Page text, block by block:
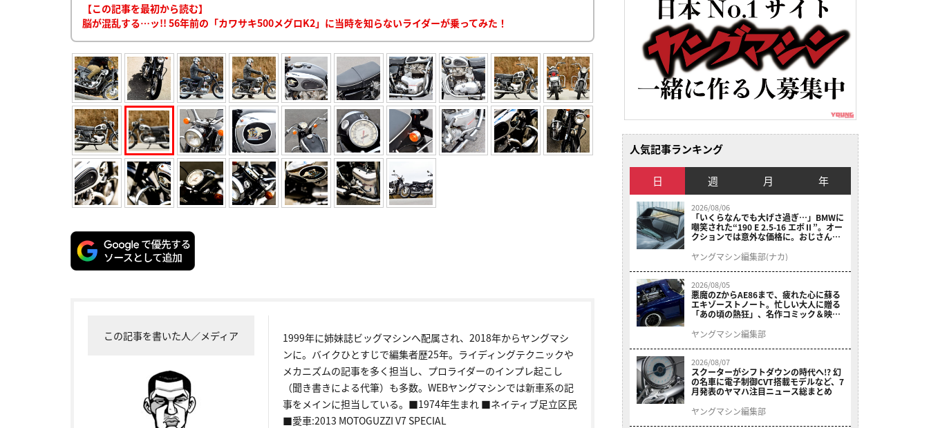
【この記事を最初から読む】
脳が混乱する…ッ!! 56年前の「カワサキ500メグロK2」に当時を知らないライダーが乗ってみた！
この記事を書いた人／メディア
1999年に姉妹誌ビッグマシンへ配属され、2018年からヤングマシ
ンに。バイクひとすじで編集者歴25年。ライディングテクニックや
メカニズムの記事を多く担当し、プロライダーのインプレ起こし
（聞き書きによる代筆）も多数。WEBヤングマシンでは新車系の記
事をメインに担当している。■1974年生まれ ■ネイティブ足立区民
■愛車:2013 MOTOGUZZI V7 SPECIAL
人気記事ランキング
日 週 月 年
2026/08/06
「いくらなんでも大げさ過ぎ…」BMWに
嘲笑された“190 E 2.5-16 エボⅡ”。オー
クションでは意外な価格に。おじさん達
ヤングマシン編集部(ナカ)
2026/08/05
悪魔のZからAE86まで、疲れた心に蘇る
エキゾーストノート。忙しい大人に贈る
「あの頃の熱狂」、名作コミック＆映画
結！
ヤングマシン編集部
2026/08/07
スクーターがシフトダウンの時代へ!? 幻
の名車に電子制御CVT搭載モデルなど、7
月発表のヤマハ注目ニュース総まとめ
ヤングマシン編集部